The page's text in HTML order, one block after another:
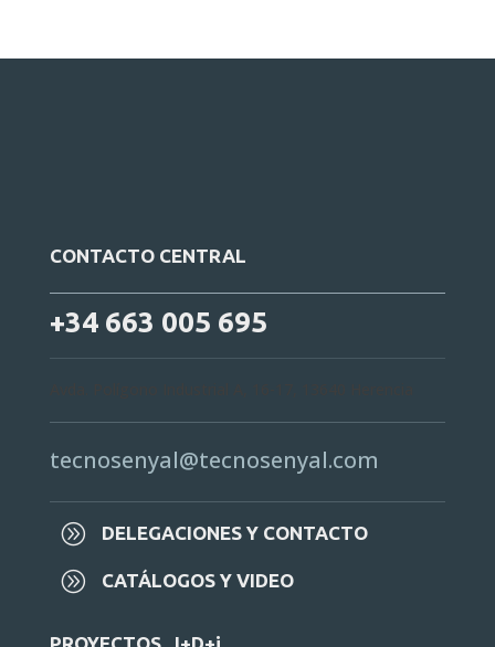
CONTACTO CENTRAL
+34 663 005 695
tecnosenyal@tecnosenyal.com
A DELEGACIONES Y CONTACTO
A CATÁLOGOS Y VIDEO